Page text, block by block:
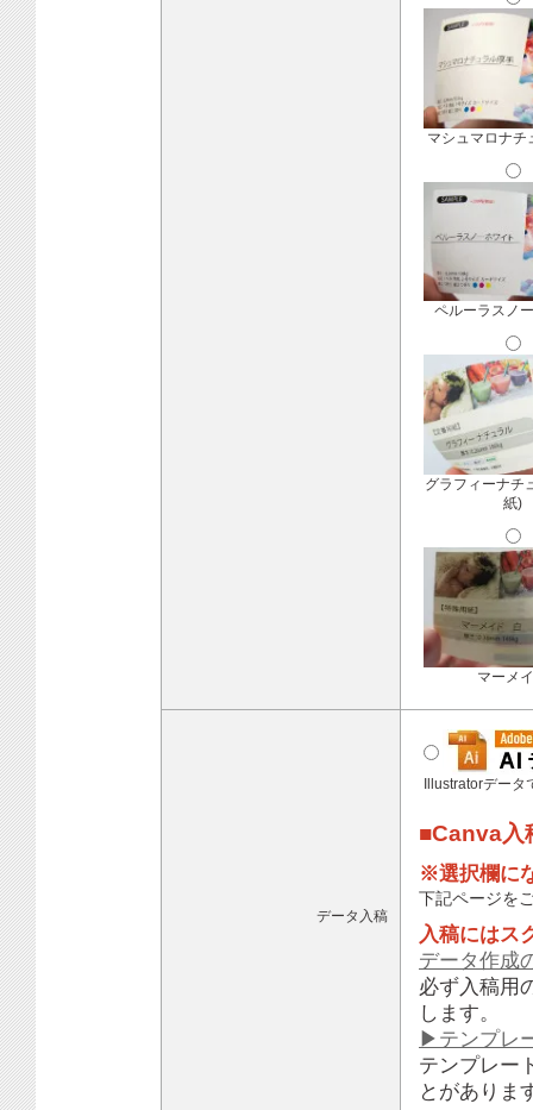
マシュマロナチ
ペルーラスノ
グラフィーナチ
紙)
マーメ
データ入稿
Illustratorデータ
■Canva入
※選択欄に
下記ページを
入稿にはス
データ作成
必ず入稿用
します。
▶テンプレ
テンプレー
とがありま